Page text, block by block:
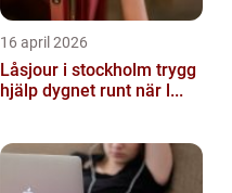
16 april 2026
Låsjour i stockholm trygg
hjälp dygnet runt när l...